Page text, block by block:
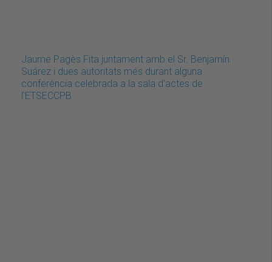
Jaume Pagès Fita juntament amb el Sr. Benjamín
Suárez i dues autoritats més durant alguna
conferència celebrada a la sala d'actes de
l'ETSECCPB